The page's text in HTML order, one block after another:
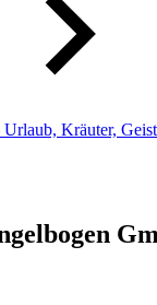
Kräuter,